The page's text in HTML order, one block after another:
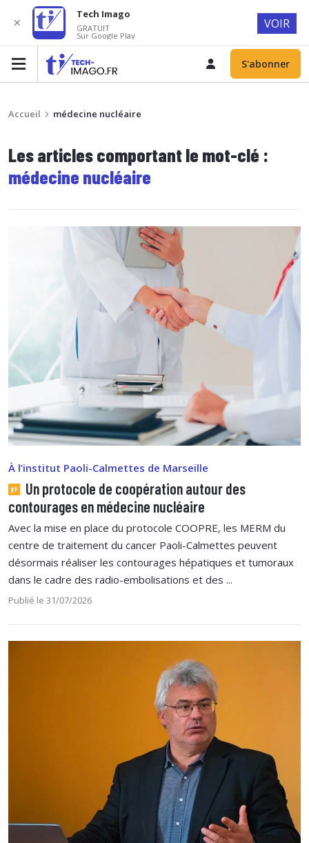
S'abonner
Accueil médecine nucléaire
Les articles comportant le mot-clé :
médecine nucléaire
À l’institut Paoli-Calmettes de Marseille
Un protocole de coopération autour des
contourages en médecine nucléaire
Avec la mise en place du protocole COOPRE, les MERM du
centre de traitement du cancer Paoli-Calmettes peuvent
désormais réaliser les contourages hépatiques et tumoraux
dans le cadre des radio-embolisations et des ...
Publié le 31/07/2026
✕
Tech Imago
GRATUIT
Sur Google Play
VOIR